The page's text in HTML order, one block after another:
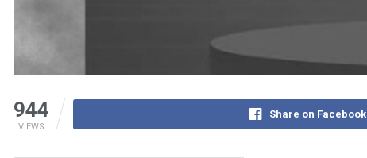
944
VIEWS
Share on Facebook